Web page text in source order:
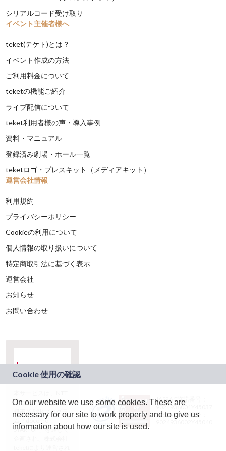
シリアルコード受け取り
イベント主催者様へ
teket(テケト)とは？
イベント作成の方法
ご利用料金について
teketの機能ご紹介
ライブ配信について
teket利用者様の声・導入事例
資料・マニュアル
登録済み劇場・ホール一覧
teketロゴ・プレスキット（メディアキット）
運営会社情報
利用規約
プライバシーポリシー
Cookieの利用について
個人情報の取り扱いについて
特定商取引法に基づく表示
運営会社
お知らせ
お問い合わせ
ドコモグループの新
規事業創出プログラ
ム「docomo
STARTUP」を通じて
JASRAC許諾番号：
9024936001Y45037
JASRAC許諾番号：
On our website we use some cookies. These are
necessary for our site to work properly and to give us
information about how our site is used.